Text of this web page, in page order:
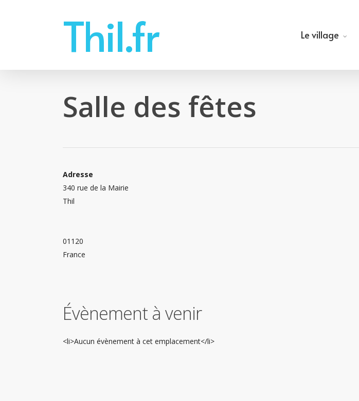
Thil.fr Le village
Salle des fêtes
Adresse
340 rue de la Mairie
Thil
01120
France
Évènement à venir
<li>Aucun évènement à cet emplacement</li>